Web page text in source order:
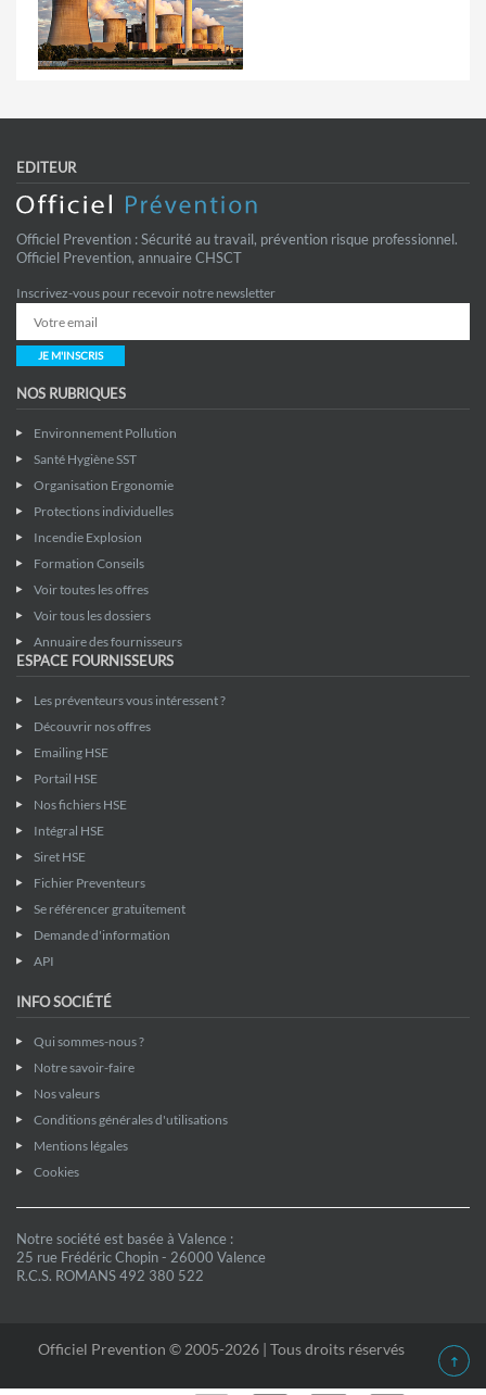
EDITEUR
Officiel Prevention : Sécurité au travail, prévention risque professionnel.
Officiel Prevention, annuaire CHSCT
Inscrivez-vous pour recevoir notre newsletter
JE M'INSCRIS
NOS RUBRIQUES
Environnement Pollution
Santé Hygiène SST
Organisation Ergonomie
Protections individuelles
Incendie Explosion
Formation Conseils
Voir toutes les offres
Voir tous les dossiers
Annuaire des fournisseurs
ESPACE FOURNISSEURS
Les préventeurs vous intéressent ?
Découvrir nos offres
Emailing HSE
Portail HSE
Nos fichiers HSE
Intégral HSE
Siret HSE
Fichier Preventeurs
Se référencer gratuitement
Demande d'information
API
INFO SOCIÉTÉ
Qui sommes-nous ?
Notre savoir-faire
Nos valeurs
Conditions générales d'utilisations
Mentions légales
Cookies
Notre société est basée à Valence :
25 rue Frédéric Chopin - 26000 Valence
R.C.S. ROMANS 492 380 522
Officiel Prevention © 2005-2026 | Tous droits réservés